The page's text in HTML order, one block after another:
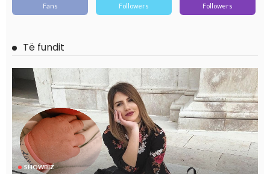
Fans Followers Followers
Të fundit
SHOWBIZ